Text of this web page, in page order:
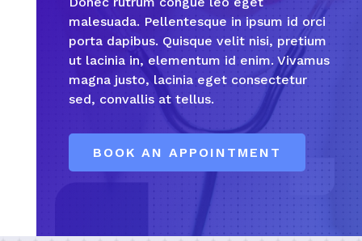
malesuada. Pellentesque in ipsum id orci
porta dapibus. Quisque velit nisi, pretium
ut lacinia in, elementum id enim. Vivamus
magna justo, lacinia eget consectetur
sed, convallis at tellus.
BOOK AN APPOINTMENT